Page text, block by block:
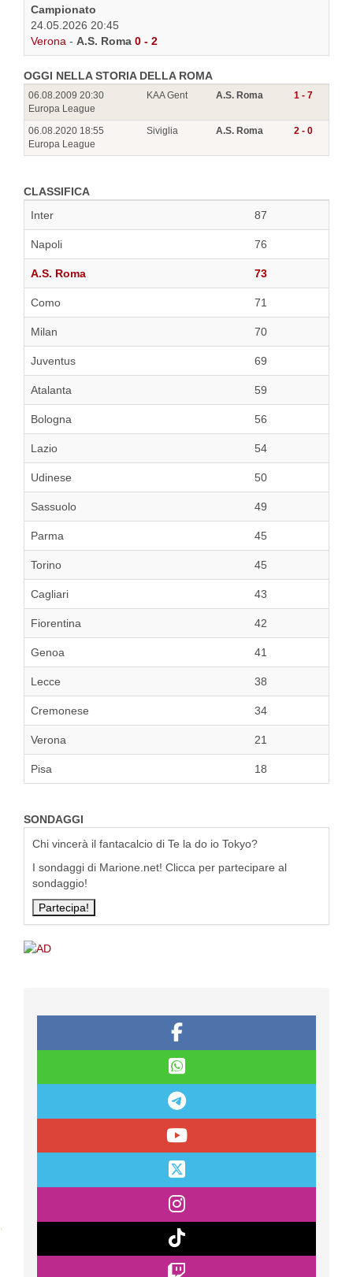
Campionato
24.05.2026 20:45
Verona - A.S. Roma 0 - 2
OGGI NELLA STORIA DELLA ROMA
06.08.2009 20:30
Europa League
KAA Gent A.S. Roma 1 - 7
06.08.2020 18:55
Europa League
Siviglia A.S. Roma 2 - 0
CLASSIFICA
Inter
87
Napoli 76
A.S. Roma 73
Como 71
Milan 70
Juventus 69
Atalanta 59
Bologna 56
Lazio 54
Udinese 50
Sassuolo 49
Parma 45
Torino 45
Cagliari 43
Fiorentina 42
Genoa 41
Lecce 38
Cremonese 34
Verona 21
Pisa 18
SONDAGGI
Chi vincerà il fantacalcio di Te la do io Tokyo?
I sondaggi di Marione.net! Clicca per partecipare al
sondaggio!